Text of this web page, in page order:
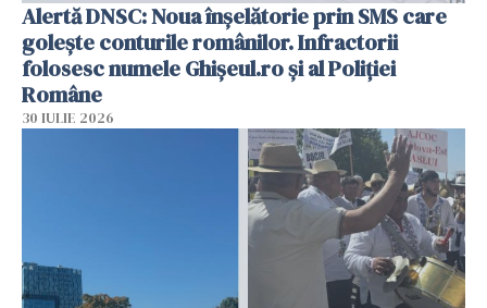
Alertă DNSC: Noua înșelătorie prin SMS care
golește conturile românilor. Infractorii
folosesc numele Ghișeul.ro și al Poliției
Române
30 IULIE 2026